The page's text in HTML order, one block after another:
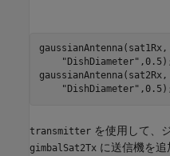
gaussianAntenna(sat1Rx,
"DishDiameter"
gaussianAntenna(sat2Rx,
"DishDiameter"
transmitter を使用して、
gimbalSat2Tx に送信機を